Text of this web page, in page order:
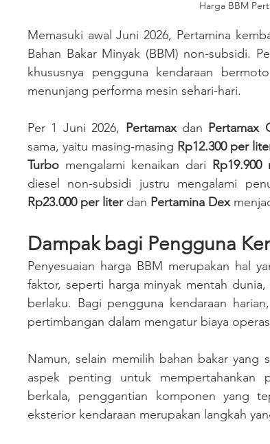
Harga BBM
Memasuki awal Juni 2026, Pertamina
Bahan Bakar Minyak (BBM) non-subsidi.
khususnya pengguna kendaraan
menunjang performa mesin sehari-hari.
Per 1 Juni 2026, Pertamax dan Pertamax
sama, yaitu masing-masing Rp12.300 per
Turbo mengalami kenaikan dari
diesel non-subsidi justru mengalami
Rp23.000 per liter dan Pertamina Dex
Dampak bagi Pengguna
Penyesuaian harga BBM merupakan hal
faktor, seperti harga minyak mentah
berlaku. Bagi pengguna kendaraan
pertimbangan dalam mengatur biaya
Namun, selain memilih bahan bakar yang
aspek penting untuk mempertahankan
berkala, penggantian komponen yang
eksterior kendaraan merupakan langkah